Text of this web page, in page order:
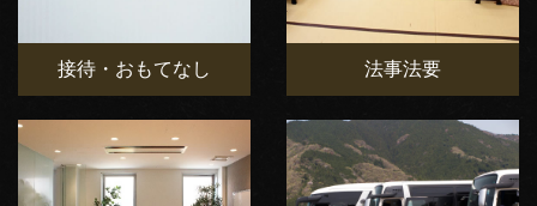
接待・おもてなし 法事法要